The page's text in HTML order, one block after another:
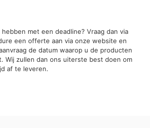
met een deadline? Vraag dan via
een offerte aan via onze website en
de datum waarop u de producten
Wij zullen dan ons uiterste best doen om
af te leveren.